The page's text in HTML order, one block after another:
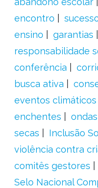
encontro
ensino
garantias
responsabilidade
conferência
busca ativa
eventos climáticos
enchentes
secas
Inclusão
violência contra
comitês gestores
Selo Nacional